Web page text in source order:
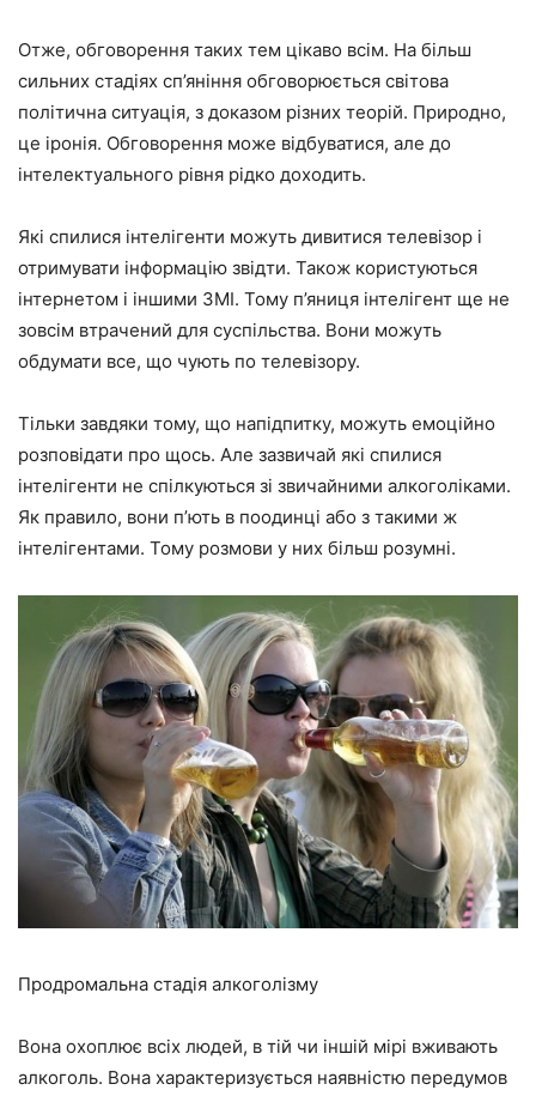
Отже, обговорення таких тем цікаво всім. На більш
сильних стадіях сп’яніння обговорюється світова
політична ситуація, з доказом різних теорій. Природно,
це іронія. Обговорення може відбуватися, але до
інтелектуального рівня рідко доходить.
Які спилися інтелігенти можуть дивитися телевізор і
отримувати інформацію звідти. Також користуються
інтернетом і іншими ЗМІ. Тому п’яниця інтелігент ще не
зовсім втрачений для суспільства. Вони можуть
обдумати все, що чують по телевізору.
Тільки завдяки тому, що напідпитку, можуть емоційно
розповідати про щось. Але зазвичай які спилися
інтелігенти не спілкуються зі звичайними алкоголіками.
Як правило, вони п’ють в поодинці або з такими ж
інтелігентами. Тому розмови у них більш розумні.
Продромальна стадія алкоголізму
Вона охоплює всіх людей, в тій чи іншій мірі вживають
алкоголь. Вона характеризується наявністю передумов